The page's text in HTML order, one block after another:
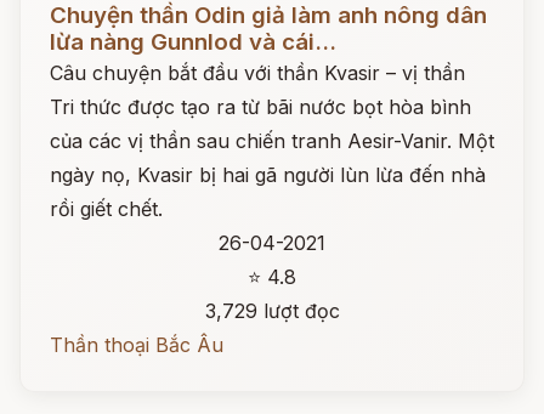
Chuyện thần Odin giả làm anh nông dân
lừa nàng Gunnlod và cái...
Câu chuyện bắt đầu với thần Kvasir – vị thần
Tri thức được tạo ra từ bãi nước bọt hòa bình
của các vị thần sau chiến tranh Aesir-Vanir. Một
ngày nọ, Kvasir bị hai gã người lùn lừa đến nhà
rồi giết chết.
26-04-2021
⭐ 4.8
3,729 lượt đọc
Thần thoại Bắc Âu